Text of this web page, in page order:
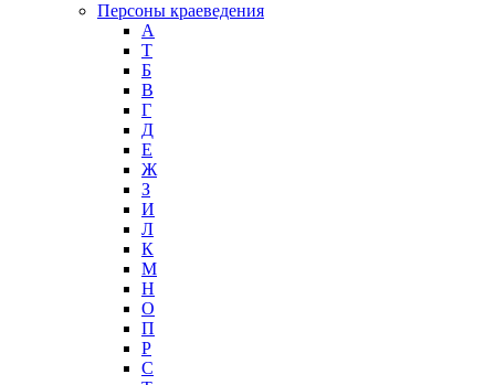
Персоны краеведения
А
T
Б
В
Г
Д
Е
Ж
З
И
Л
К
М
Н
О
П
Р
С